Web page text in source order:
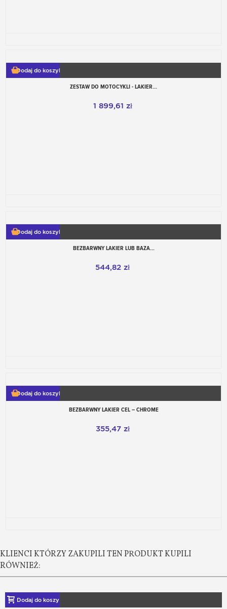
Dodaj do koszyka
ZESTAW DO MOTOCYKLI - LAKIER...
1 899,61 zł
Dodaj do koszyka
BEZBARWNY LAKIER LUB BAZA...
544,82 zł
Dodaj do koszyka
BEZBARWNY LAKIER CEL – CHROME
355,47 zł
KLIENCI KTÓRZY ZAKUPILI TEN PRODUKT KUPILI
RÓWNIEŻ:
Dodaj do koszyka